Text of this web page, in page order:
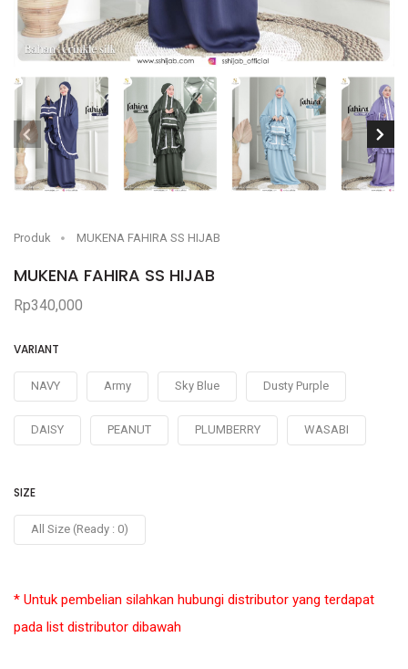
Produk MUKENA FAHIRA SS HIJAB
MUKENA FAHIRA SS HIJAB
Rp340,000
VARIANT
NAVY Army Sky Blue Dusty Purple
DAISY PEANUT PLUMBERRY WASABI
SIZE
All Size (Ready : 0)
* Untuk pembelian silahkan hubungi distributor yang terdapat
pada list distributor dibawah